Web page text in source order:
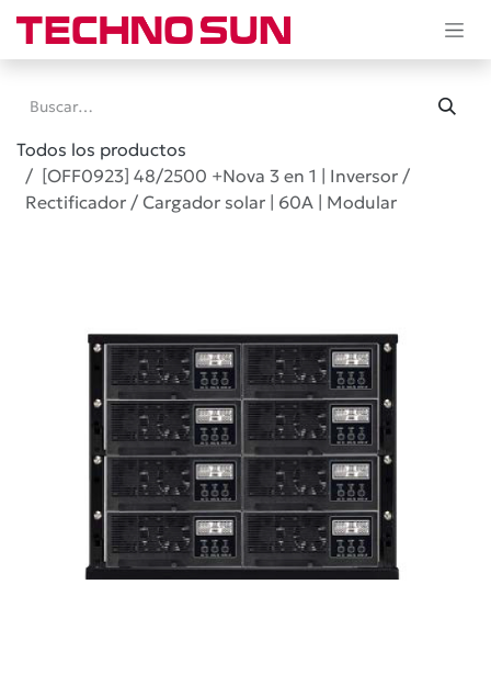
Ir al contenido
Todos los productos
[OFF0923] 48/2500 +Nova 3 en 1 | Inversor /
Rectificador / Cargador solar | 60A | Modular